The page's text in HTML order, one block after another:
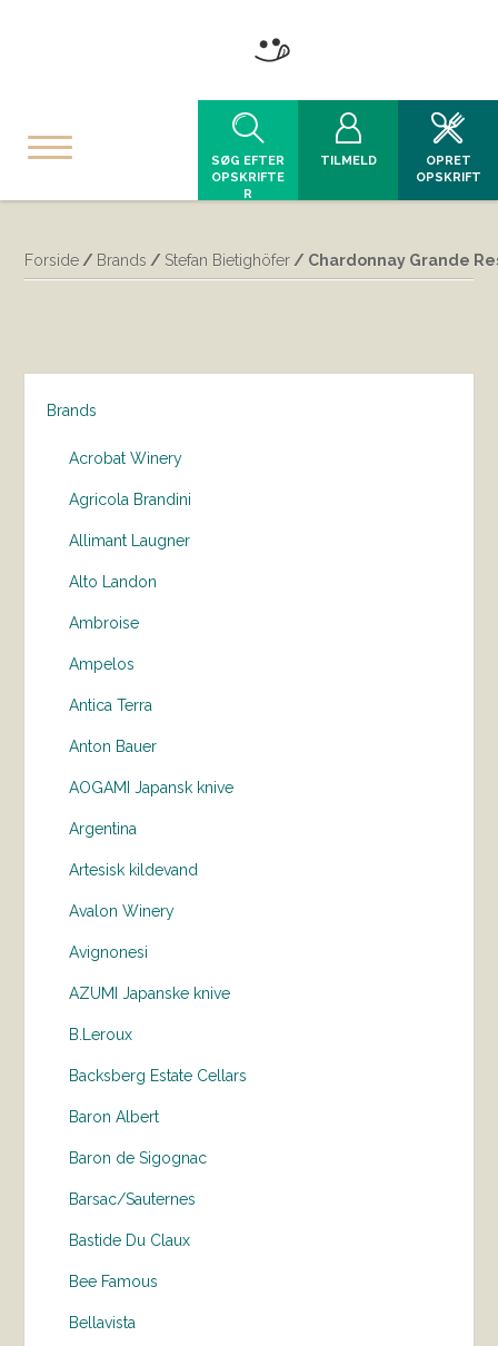
SØG EFTER
OPSKRIFTE
R
TILMELD
OPRET
OPSKRIFT
Forside / Brands / Stefan Bietighöfer / Chardonnay Grande
Brands
Acrobat Winery
Agricola Brandini
Allimant Laugner
Alto Landon
Ambroise
Ampelos
Antica Terra
Anton Bauer
AOGAMI Japansk knive
Argentina
Artesisk kildevand
Avalon Winery
Avignonesi
AZUMI Japanske knive
B.Leroux
Backsberg Estate Cellars
Baron Albert
Baron de Sigognac
Barsac/Sauternes
Bastide Du Claux
Bee Famous
Bellavista